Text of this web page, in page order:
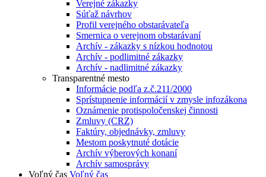
Verejné zákazky
Súťaž návrhov
Profil verejného obstarávateľa
Smernica o verejnom obstarávaní
Archív - zákazky s nízkou hodnotou
Archív - podlimitné zákazky
Archív - nadlimitné zákazky
Transparentné mesto
Informácie podľa z.č.211/2000
Sprístupnenie informácií v zmysle infozákona
Oznámenie protispoločenskej činnosti
Zmluvy (CRZ)
Faktúry, objednávky, zmluvy
Mestom poskytnuté dotácie
Archív výberových konaní
Archív samosprávy
Voľný čas Voľný čas